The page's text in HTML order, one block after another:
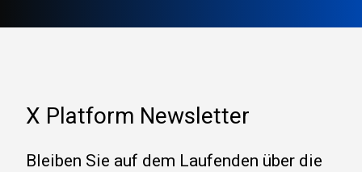
X Platform Newsletter
Bleiben Sie auf dem Laufenden über die